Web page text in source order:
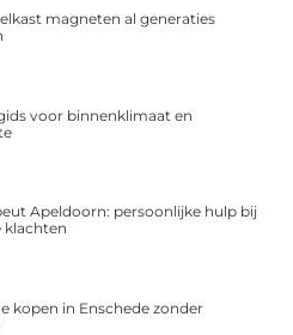
magneten al generaties
voor binnenklimaat en
Apeldoorn: persoonlijke hulp bij
klachten
kopen in Enschede zonder